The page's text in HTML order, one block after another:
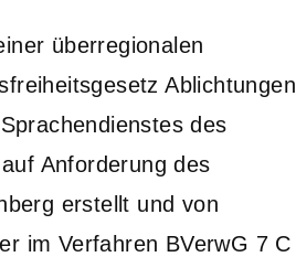
überregionalen
Ablichtungen
des
Anforderung des
erstellt und von
im Verfahren BVerwG 7 C